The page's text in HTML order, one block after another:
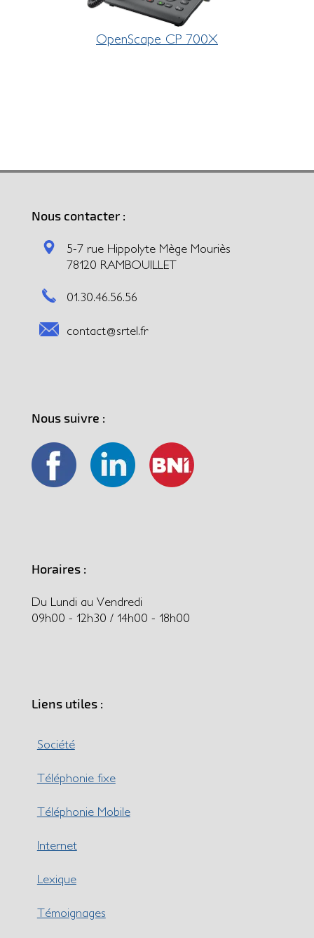
OpenScape CP 700X
Nous contacter :
5-7 rue Hippolyte Mège Mouriès
78120 RAMBOUILLET
01.30.46.56.56
contact@srtel.fr
Nous suivre :
Horaires :
Du Lundi au Vendredi
09h00 - 12h30 / 14h00 - 18h00
Liens utiles :
Société
Téléphonie fixe
Téléphonie Mobile
Internet
Lexique
Témoignages